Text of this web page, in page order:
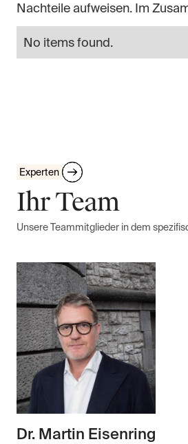
Nachteile aufweisen. Im
No items found.
Experten
Ihr Team
Unsere Teammitglieder in dem
Dr. Martin Eisenring